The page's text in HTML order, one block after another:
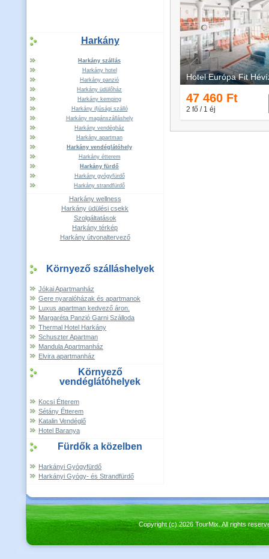
Harkány
Harkány szállás
Harkány hotel
Harkány panzió
Harkány üdülőház
Harkány kemping
Harkány ifjúsági szálló
Harkány magánszálláshely
Harkány vendégház
Harkány apartman
Harkány vendéglátóhely
Harkány étterem
Harkány fürdő
Harkány gyógyfürdő
Harkány strandfürdő
Harkány wellness
Harkány üdülési csekk
Szolgáltatások
Harkány térkép
Harkány útvonaltervező
Környező szálláshelyek
Jókai Apartmanház
Gere nyaralóházak és apartmanok
Luxus apartman kedvező áron.
Margaréta Panzió Garni Szálloda
Thermal Hotel Harkány
Schuszter Apartman
Mandula Apartmanház
Elvira apartmanház
Környező
vendéglátóhelyek
Kocsi Étterem
Sétány Étterem
Katalin Vendéglő
Hotel Baranya
Fürdők a közelben
Harkányi Gyógyfürdő
Harkányi Gyógy- és Strandfürdő
Copyright (c) 2026 TourMix. All rights